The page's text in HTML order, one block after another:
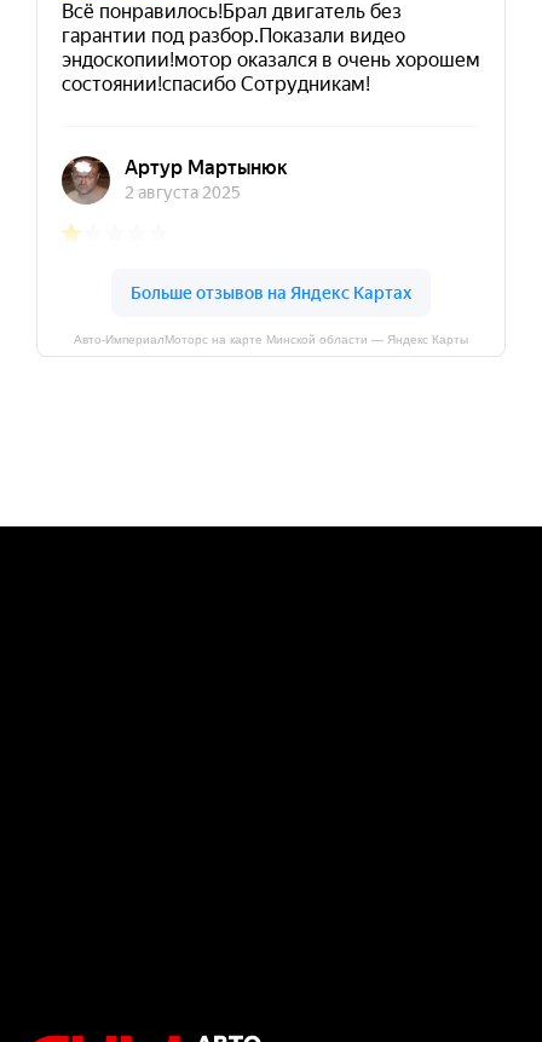
Авто-ИмпериалМоторс на карте Минской области — Яндекс Карты